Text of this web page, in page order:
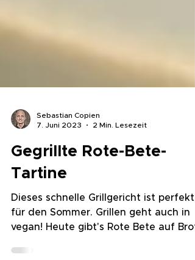
Sebastian Copien
7. Juni 2023
2 Min. Lesezeit
Gegrillte Rote-Bete-
Tartine
Dieses schnelle Grillgericht ist perfekt
vegan! Heute gibt's Rote Bete auf Brot,